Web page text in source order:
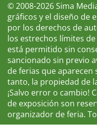
© 2008-2026 Sima
gráficos y el diseño de
por los derechos de
los estrechos límites
está permitido sin
sancionado sin previo
de ferias que
tanto, la propiedad de
¡Salvo error o cambio!
de exposición son
organizador de feria.